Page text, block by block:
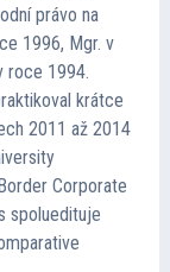
právo na
1996, Mgr. v
roce 1994.
krátce
2011 až 2014
Corporate
spoluedituje